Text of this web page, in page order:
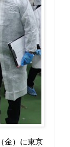
金）に東京